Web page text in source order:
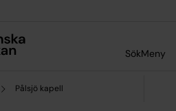
SökMeny
Pålsjö kapell